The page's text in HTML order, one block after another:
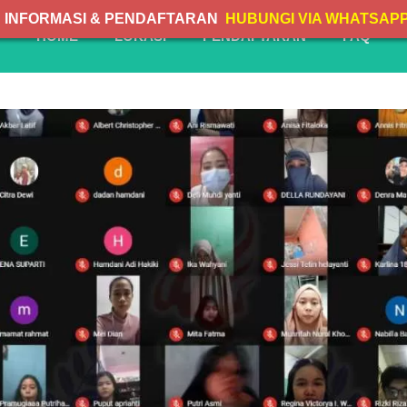
HOME LOKASI PENDAFTARAN FAQ
INFORMASI & PENDAFTARAN HUBUNGI VIA